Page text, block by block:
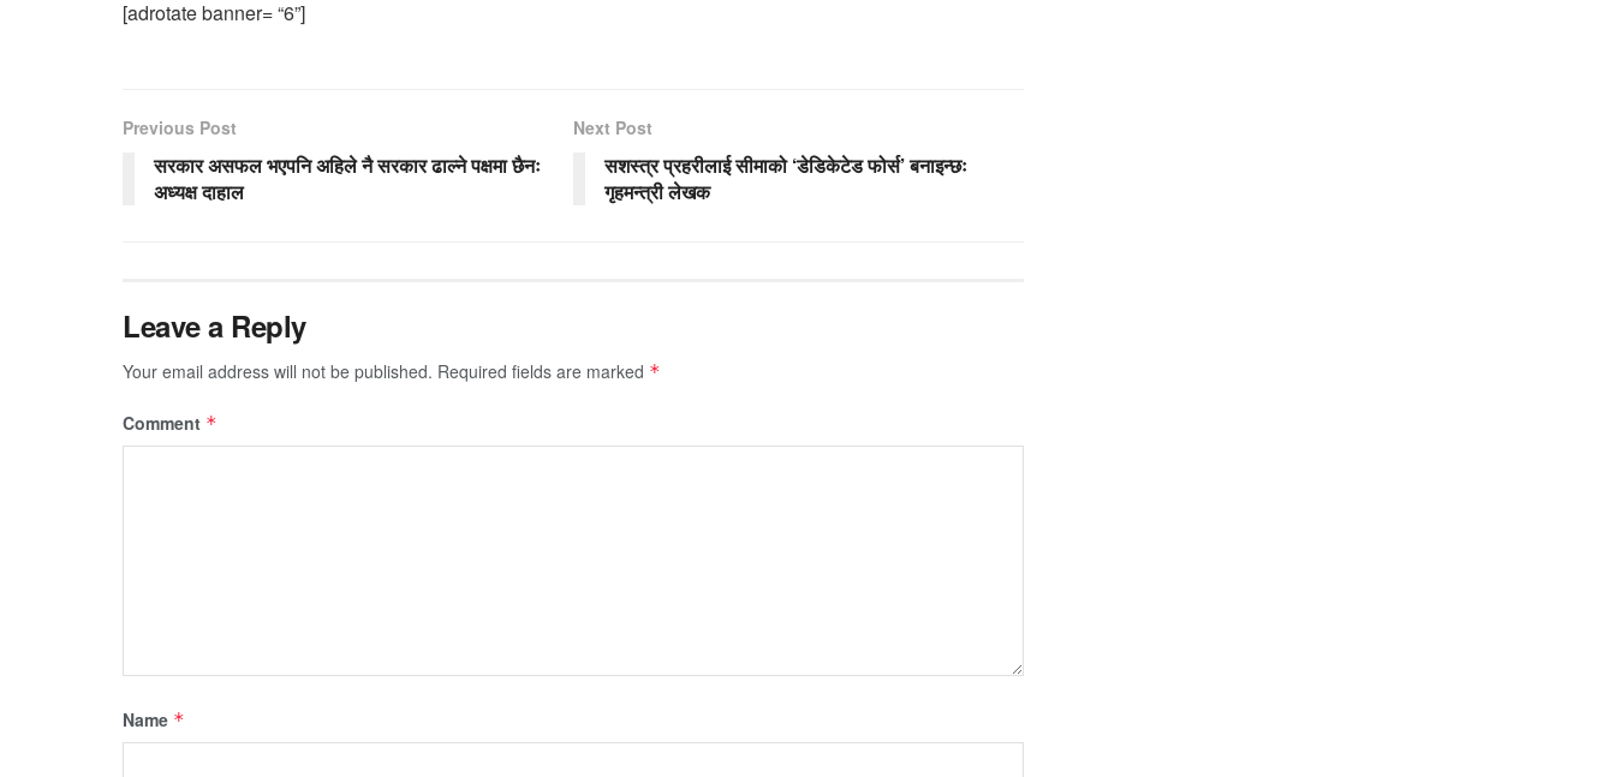
[adrotate banner= “6”]
Previous Post
सरकार असफल भएपनि अहिले नै सरकार ढाल्ने पक्षमा छैनः
अध्यक्ष दाहाल
Next Post
सशस्त्र प्रहरीलाई सीमाको ‘डेडिकेटेड फोर्स’ बनाइन्छः
गृहमन्त्री लेखक
Leave a Reply
Your email address will not be published. Required fields are marked *
Comment *
Name *